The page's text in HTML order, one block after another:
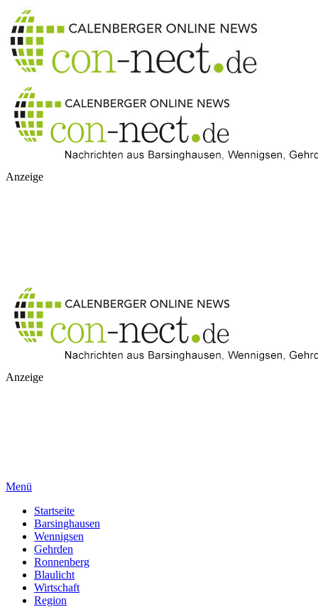
Anzeige
Anzeige
Menü
Startseite
Barsinghausen
Wennigsen
Gehrden
Ronnenberg
Blaulicht
Wirtschaft
Region